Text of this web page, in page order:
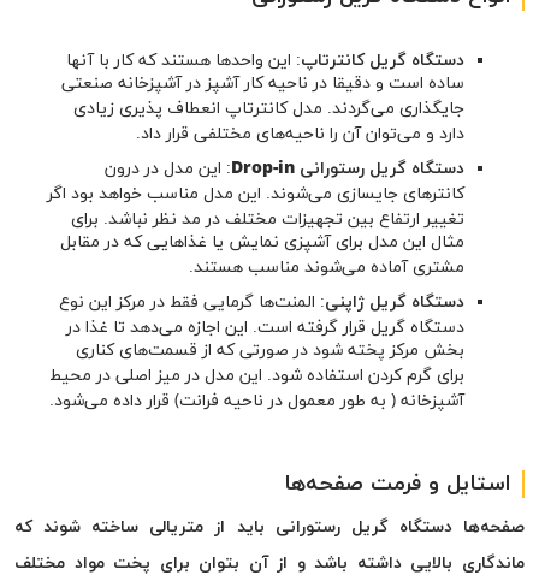
دستگاه گریل کانترتاپ: این واحدها هستند که کار با آنها
ساده است و دقیقا در ناحیه کار آشپز در آشپزخانه صنعتی
جایگذاری می‌گردند. مدل کانترتاپ انعطاف پذیری زیادی
دارد و می‌توان آن را ناحیه‌های مختلفی قرار داد.
دستگاه گریل رستورانی Drop-in: این مدل در درون
کانترهای جایسازی می‌شوند. این مدل مناسب خواهد بود اگر
تغییر ارتفاع بین تجهیزات مختلف در مد نظر نباشد. برای
مثال این مدل برای آشپزی نمایش یا غذاهایی که در مقابل
مشتری آماده می‌شوند مناسب هستند.
دستگاه گریل ژاپنی: المنت‌ها گرمایی فقط در مرکز این نوع
دستگاه گریل قرار گرفته است. این اجازه می‌دهد تا غذا در
بخش مرکز پخته شود در صورتی که از قسمت‌های کناری
برای گرم کردن استفاده شود. این مدل در میز اصلی در محیط
آشپزخانه ( به طور معمول در ناحیه فرانت) قرار داده می‌شود.
استایل و فرمت صفحه‌ها
صفحه‌ها دستگاه گریل رستورانی باید از متریالی ساخته شوند که
ماندگاری بالایی داشته باشد و از آن بتوان برای پخت مواد مختلف